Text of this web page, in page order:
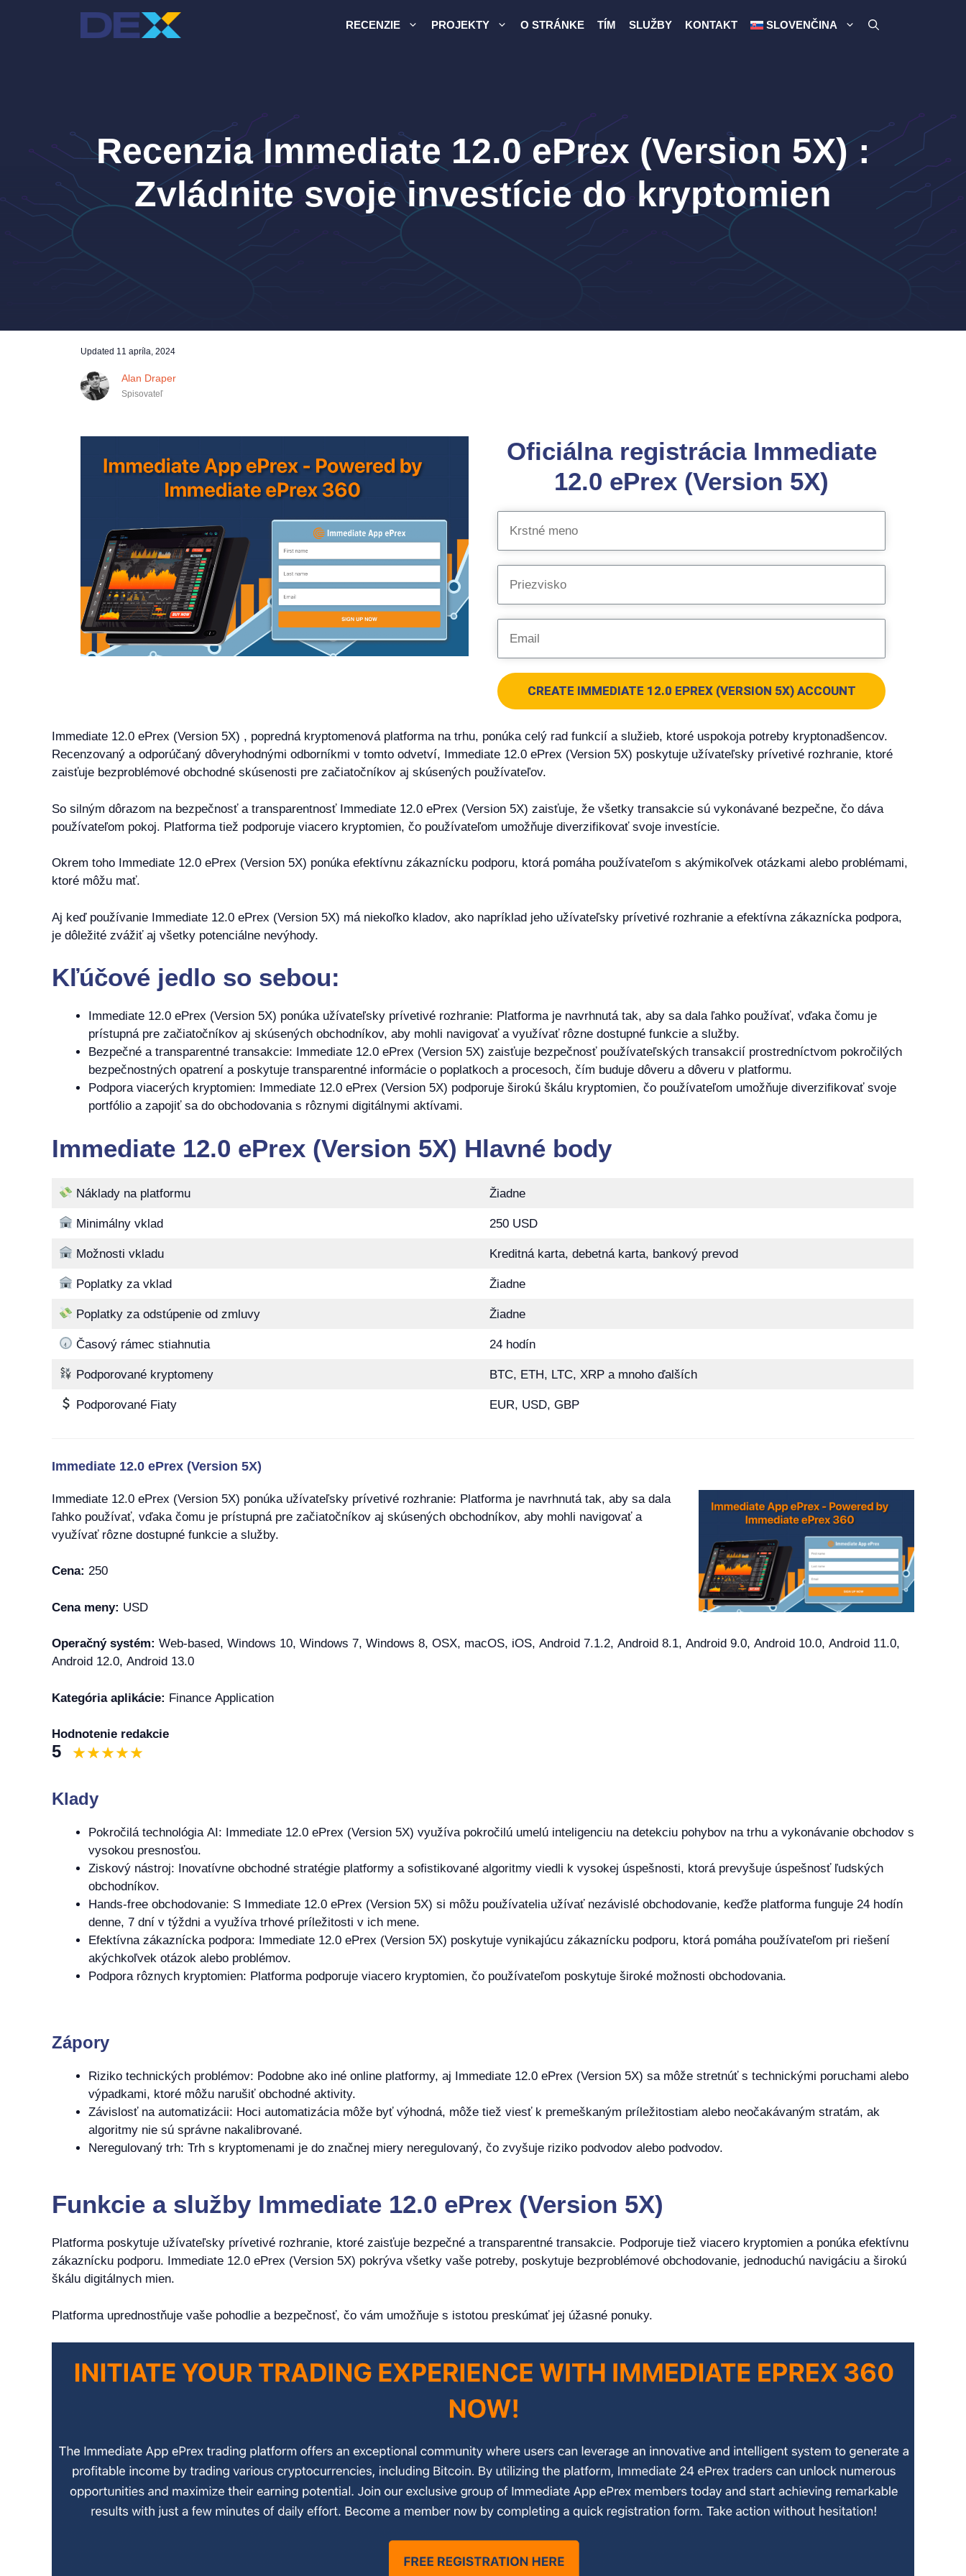
RECENZIE PROJEKTY O STRÁNKE TÍM SLUŽBY KONTAKT SLOVENČINA
Recenzia Immediate 12.0 ePrex (Version 5X) :
Zvládnite svoje investície do kryptomien
Updated 11 apríla, 2024
Alan Draper
Spisovateľ
Oficiálna registrácia Immediate
12.0 ePrex (Version 5X)
CREATE IMMEDIATE 12.0 EPREX (VERSION 5X) ACCOUNT
Immediate 12.0 ePrex (Version 5X) , popredná kryptomenová platforma na trhu, ponúka celý rad funkcií a služieb, ktoré uspokoja potreby kryptonadšencov.
Recenzovaný a odporúčaný dôveryhodnými odborníkmi v tomto odvetví, Immediate 12.0 ePrex (Version 5X) poskytuje užívateľsky prívetivé rozhranie, ktoré
zaisťuje bezproblémové obchodné skúsenosti pre začiatočníkov aj skúsených používateľov.
So silným dôrazom na bezpečnosť a transparentnosť Immediate 12.0 ePrex (Version 5X) zaisťuje, že všetky transakcie sú vykonávané bezpečne, čo dáva
používateľom pokoj. Platforma tiež podporuje viacero kryptomien, čo používateľom umožňuje diverzifikovať svoje investície.
Okrem toho Immediate 12.0 ePrex (Version 5X) ponúka efektívnu zákaznícku podporu, ktorá pomáha používateľom s akýmikoľvek otázkami alebo problémami,
ktoré môžu mať.
Aj keď používanie Immediate 12.0 ePrex (Version 5X) má niekoľko kladov, ako napríklad jeho užívateľsky prívetivé rozhranie a efektívna zákaznícka podpora,
je dôležité zvážiť aj všetky potenciálne nevýhody.
Kľúčové jedlo so sebou:
Immediate 12.0 ePrex (Version 5X) ponúka užívateľsky prívetivé rozhranie: Platforma je navrhnutá tak, aby sa dala ľahko používať, vďaka čomu je
prístupná pre začiatočníkov aj skúsených obchodníkov, aby mohli navigovať a využívať rôzne dostupné funkcie a služby.
Bezpečné a transparentné transakcie: Immediate 12.0 ePrex (Version 5X) zaisťuje bezpečnosť používateľských transakcií prostredníctvom pokročilých
bezpečnostných opatrení a poskytuje transparentné informácie o poplatkoch a procesoch, čím buduje dôveru a dôveru v platformu.
Podpora viacerých kryptomien: Immediate 12.0 ePrex (Version 5X) podporuje širokú škálu kryptomien, čo používateľom umožňuje diverzifikovať svoje
portfólio a zapojiť sa do obchodovania s rôznymi digitálnymi aktívami.
Immediate 12.0 ePrex (Version 5X) Hlavné body
Náklady na platformu Žiadne
Minimálny vklad 250 USD
Možnosti vkladu Kreditná karta, debetná karta, bankový prevod
Poplatky za vklad Žiadne
Poplatky za odstúpenie od zmluvy Žiadne
Časový rámec stiahnutia 24 hodín
Podporované kryptomeny BTC, ETH, LTC, XRP a mnoho ďalších
Podporované Fiaty EUR, USD, GBP
Immediate 12.0 ePrex (Version 5X)
Immediate 12.0 ePrex (Version 5X) ponúka užívateľsky prívetivé rozhranie: Platforma je navrhnutá tak, aby sa dala
ľahko používať, vďaka čomu je prístupná pre začiatočníkov aj skúsených obchodníkov, aby mohli navigovať a
využívať rôzne dostupné funkcie a služby.
Cena: 250
Cena meny: USD
Operačný systém: Web-based, Windows 10, Windows 7, Windows 8, OSX, macOS, iOS, Android 7.1.2, Android 8.1, Android 9.0, Android 10.0, Android 11.0,
Android 12.0, Android 13.0
Kategória aplikácie: Finance Application
Hodnotenie redakcie
5
Klady
Pokročilá technológia AI: Immediate 12.0 ePrex (Version 5X) využíva pokročilú umelú inteligenciu na detekciu pohybov na trhu a vykonávanie obchodov s
vysokou presnosťou.
Ziskový nástroj: Inovatívne obchodné stratégie platformy a sofistikované algoritmy viedli k vysokej úspešnosti, ktorá prevyšuje úspešnosť ľudských
obchodníkov.
Hands-free obchodovanie: S Immediate 12.0 ePrex (Version 5X) si môžu používatelia užívať nezávislé obchodovanie, keďže platforma funguje 24 hodín
denne, 7 dní v týždni a využíva trhové príležitosti v ich mene.
Efektívna zákaznícka podpora: Immediate 12.0 ePrex (Version 5X) poskytuje vynikajúcu zákaznícku podporu, ktorá pomáha používateľom pri riešení
akýchkoľvek otázok alebo problémov.
Podpora rôznych kryptomien: Platforma podporuje viacero kryptomien, čo používateľom poskytuje široké možnosti obchodovania.
Zápory
Riziko technických problémov: Podobne ako iné online platformy, aj Immediate 12.0 ePrex (Version 5X) sa môže stretnúť s technickými poruchami alebo
výpadkami, ktoré môžu narušiť obchodné aktivity.
Závislosť na automatizácii: Hoci automatizácia môže byť výhodná, môže tiež viesť k premeškaným príležitostiam alebo neočakávaným stratám, ak
algoritmy nie sú správne nakalibrované.
Neregulovaný trh: Trh s kryptomenami je do značnej miery neregulovaný, čo zvyšuje riziko podvodov alebo podvodov.
Funkcie a služby Immediate 12.0 ePrex (Version 5X)
Platforma poskytuje užívateľsky prívetivé rozhranie, ktoré zaisťuje bezpečné a transparentné transakcie. Podporuje tiež viacero kryptomien a ponúka efektívnu
zákaznícku podporu. Immediate 12.0 ePrex (Version 5X) pokrýva všetky vaše potreby, poskytuje bezproblémové obchodovanie, jednoduchú navigáciu a širokú
škálu digitálnych mien.
Platforma uprednostňuje vaše pohodlie a bezpečnosť, čo vám umožňuje s istotou preskúmať jej úžasné ponuky.